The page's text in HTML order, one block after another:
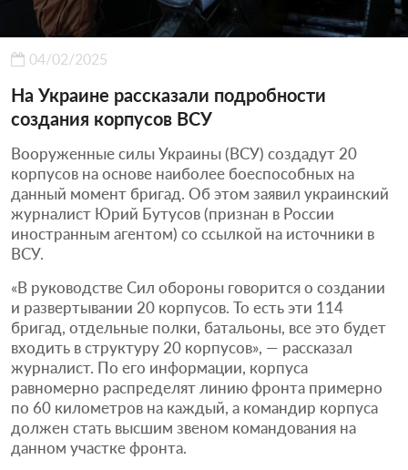
04/02/2025
На Украине рассказали подробности
создания корпусов ВСУ
Вооруженные силы Украины (ВСУ) создадут 20
корпусов на основе наиболее боеспособных на
данный момент бригад. Об этом заявил украинский
журналист Юрий Бутусов (признан в России
иностранным агентом) со ссылкой на источники в
ВСУ.
«В руководстве Сил обороны говорится о создании
и развертывании 20 корпусов. То есть эти 114
бригад, отдельные полки, батальоны, все это будет
входить в структуру 20 корпусов», — рассказал
журналист. По его информации, корпуса
равномерно распределят линию фронта примерно
по 60 километров на каждый, а командир корпуса
должен стать высшим звеном командования на
данном участке фронта.